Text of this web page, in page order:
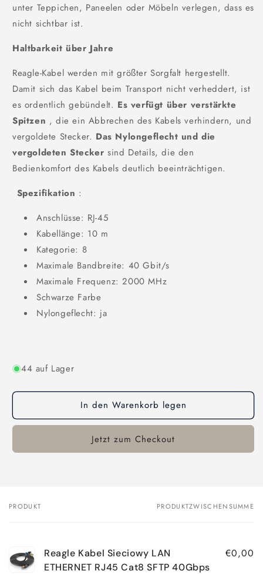
unter Teppichen, Paneelen oder Möbeln verlegen, dass es
nicht sichtbar ist.
Haltbarkeit über Jahre
Reagle-Kabel werden mit größter Sorgfalt hergestellt.
Damit sich das Kabel beim Transport nicht verheddert, ist
es ordentlich gebündelt. Es verfügt über verstärkte
Spitzen , die ein Abbrechen des Kabels verhindern, und
vergoldete Stecker. Das Nylongeflecht und die
vergoldeten Stecker sind Details, die den
Bedienkomfort des Kabels deutlich beeinträchtigen.
Spezifikation :
Anschlüsse: RJ-45
Kabellänge: 10 m
Kategorie: 8
Maximale Bandbreite: 40 Gbit/s
Maximale Frequenz: 2000 MHz
Schwarze Farbe
Nylongeflecht: ja
44 auf Lager
In den Warenkorb legen
Jetzt zum Checkout
Dein
PRODUKT PRODUKTZWISCHENSUMME
Reagle Kabel Sieciowy LAN
ETHERNET RJ45 Cat8 SFTP 40Gbps
€0,00